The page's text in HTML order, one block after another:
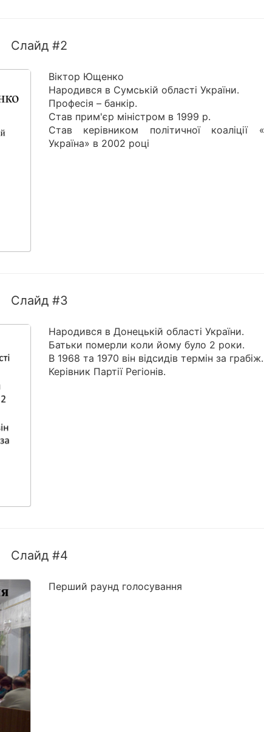
Слайд #2
Віктор Ющенко
Народився в Сумській області України.
Професія – банкір.
Став прим'єр міністром в 1999 р.
Став керівником політичної коаліції
Україна» в 2002 році
Слайд #3
Народився в Донецькій області України.
Батьки померли коли йому було 2 роки.
В 1968 та 1970 він відсидів термін за грабіж.
Керівник Партії Регіонів.
Слайд #4
Перший раунд голосування